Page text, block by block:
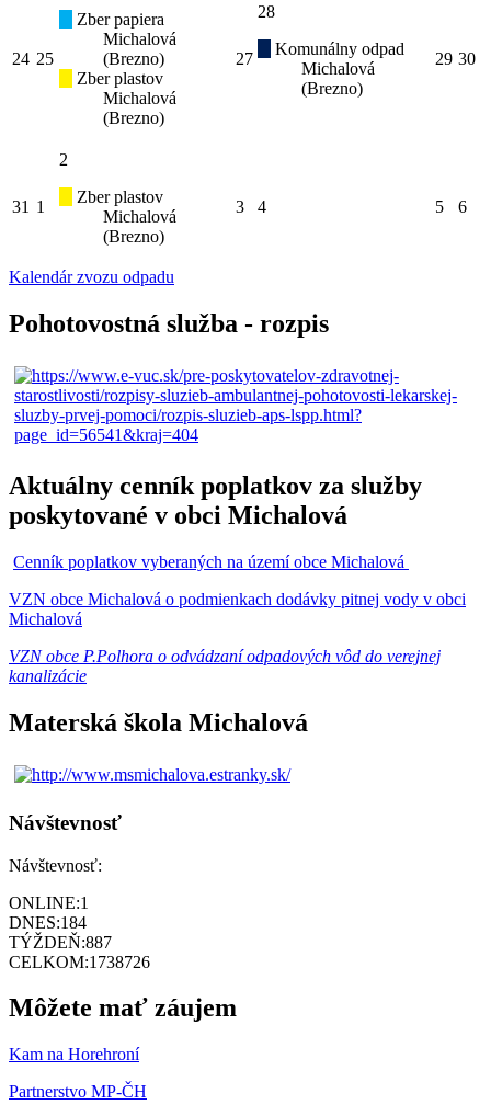
24 25
Zber papiera
Michalová
(Brezno)
Zber plastov
Michalová
(Brezno)
27
28
Komunálny odpad
Michalová
(Brezno)
29 30
31 1
2
Zber plastov
Michalová
(Brezno)
3 4 5 6
Kalendár zvozu odpadu
Pohotovostná služba - rozpis
Aktuálny cenník poplatkov za služby
poskytované v obci Michalová
Cenník poplatkov vyberaných na území obce Michalová
VZN obce Michalová o podmienkach dodávky pitnej vody v obci
Michalová
VZN obce P.Polhora o odvádzaní odpadových vôd do verejnej
kanalizácie
Materská škola Michalová
Návštevnosť
Návštevnosť:
ONLINE:1
DNES:184
TÝŽDEŇ:887
CELKOM:1738726
Môžete mať záujem
Kam na Horehroní
Partnerstvo MP-ČH